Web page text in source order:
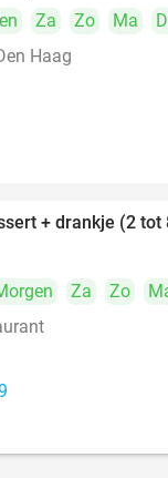
Za Zo Ma
Haag
+ drankje (2 tot
Za Zo